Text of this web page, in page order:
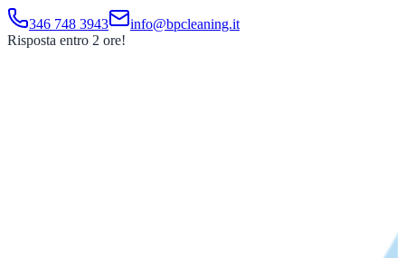
346 748 3943
info@bpcleaning.it
Risposta entro 2 ore!